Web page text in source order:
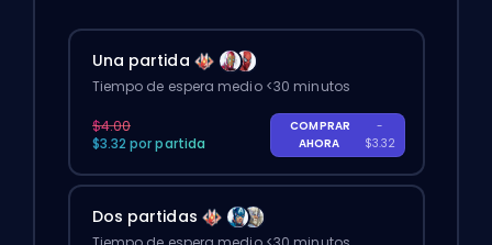
Una partida
Tiempo de espera medio <30 minutos
$4.00
$3.32 por partida
COMPRAR
AHORA
-
$3.32
Dos partidas